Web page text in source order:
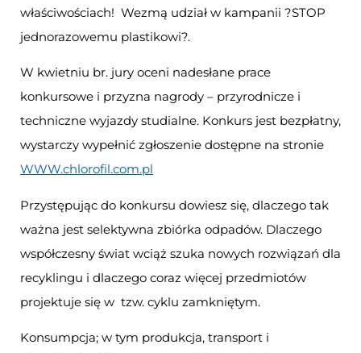
właściwościach! Wezmą udział w kampanii ?STOP
jednorazowemu plastikowi?.
W kwietniu br. jury oceni nadesłane prace
konkursowe i przyzna nagrody – przyrodnicze i
techniczne wyjazdy studialne. Konkurs jest bezpłatny,
wystarczy wypełnić zgłoszenie dostępne na stronie
WWW.chlorofil.com.pl
Przystępując do konkursu dowiesz się, dlaczego tak
ważna jest selektywna zbiórka odpadów. Dlaczego
współczesny świat wciąż szuka nowych rozwiązań dla
recyklingu i dlaczego coraz więcej przedmiotów
projektuje się w tzw. cyklu zamkniętym.
Konsumpcja; w tym produkcja, transport i